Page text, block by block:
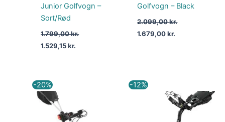
Junior Golfvogn –
Sort/Rød
1.799,00kr.
1.529,15kr.
Golfvogn – Black
2.099,00kr.
1.679,00kr.
-20%
Den
oprindelige
pris
2.599,00 kr..
er:
2.079,00 kr..
-12%
Den
oprindelige
2.499,00 kr..
aktuelle
pris
er:
2.199,00 kr..